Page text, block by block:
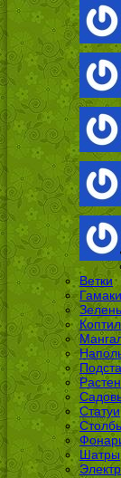
Ветки
Гамаки
Зелень
Статуи
Шатры